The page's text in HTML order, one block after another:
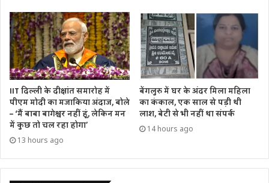
IIT दिल्ली के दीक्षांत समारोह में
पीएम मोदी का मजाकिया अंदाज, बोले
– ‘मैं बाबा बागेश्वर नहीं हूं, लेकिन मन
में कुछ तो चल रहा होगा’
13 hours ago
बेंगलुरु में घर के अंदर मिला महिला
का कंकाल, एक साल से पड़ी थी
लाश, बेटी से भी नहीं था संपर्क
14 hours ago